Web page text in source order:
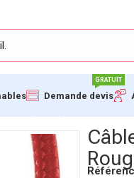
Demande devis
GRATUIT